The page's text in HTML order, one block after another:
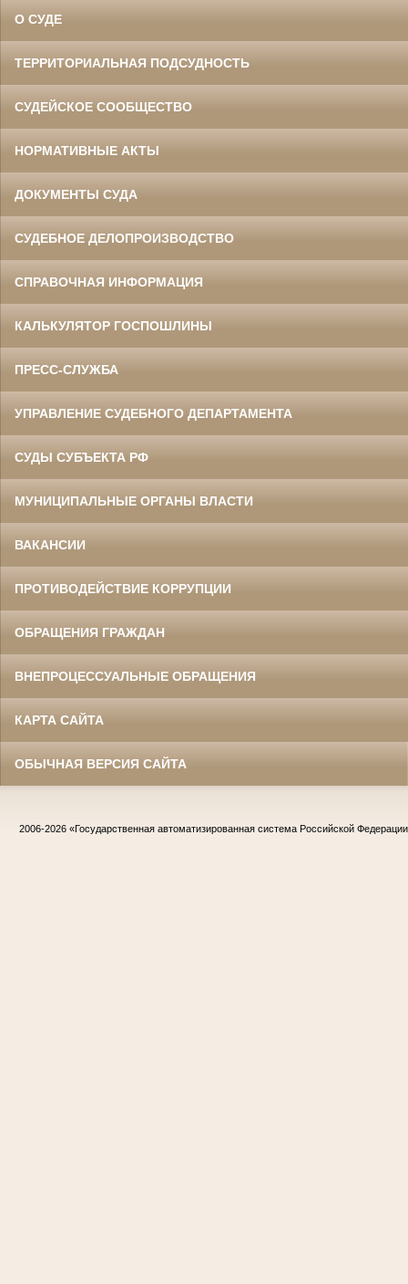
О СУДЕ
ТЕРРИТОРИАЛЬНАЯ ПОДСУДНОСТЬ
СУДЕЙСКОЕ СООБЩЕСТВО
НОРМАТИВНЫЕ АКТЫ
ДОКУМЕНТЫ СУДА
СУДЕБНОЕ ДЕЛОПРОИЗВОДСТВО
СПРАВОЧНАЯ ИНФОРМАЦИЯ
КАЛЬКУЛЯТОР ГОСПОШЛИНЫ
ПРЕСС-СЛУЖБА
УПРАВЛЕНИЕ СУДЕБНОГО ДЕПАРТАМЕНТА
СУДЫ СУБЪЕКТА РФ
МУНИЦИПАЛЬНЫЕ ОРГАНЫ ВЛАСТИ
ВАКАНСИИ
ПРОТИВОДЕЙСТВИЕ КОРРУПЦИИ
ОБРАЩЕНИЯ ГРАЖДАН
ВНЕПРОЦЕССУАЛЬНЫЕ ОБРАЩЕНИЯ
КАРТА САЙТА
ОБЫЧНАЯ ВЕРСИЯ САЙТА
2006-2026 «Государственная автоматизированная система Российской